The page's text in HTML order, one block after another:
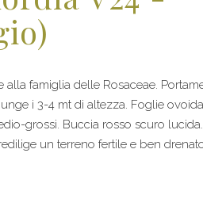
famiglia delle Rosaceae.
i 3-4 mt di altezza. Foglie
grossi. Buccia rosso scuro
un terreno fertile e ben